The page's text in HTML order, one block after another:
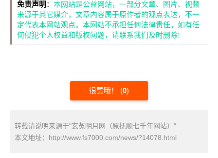
免责声明 ： 本网站是公益网站，一部分文章、图片、视频
来源于其它媒介，文章内容属于原作者的观点表达，不一
定代表本网站观点。本网站不承担任何法律责任。如有任
何侵犯个人权益和版权问题，请联系我们及时删除!
很赞哦！ (0)
转载请说明来源于"玄菟明月网（原抚顺七千年网站）"
本文地址： http://www.fs7000.com/news/?14078.html